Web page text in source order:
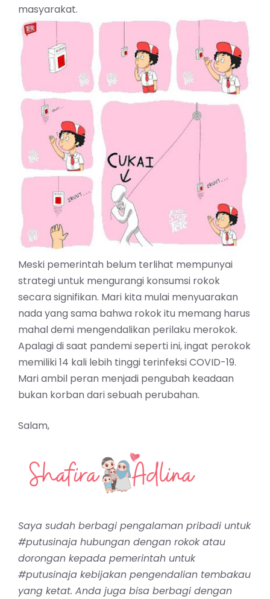
masyarakat.
Meski pemerintah belum terlihat mempunyai
strategi untuk mengurangi konsumsi rokok
secara signifikan. Mari kita mulai menyuarakan
nada yang sama bahwa rokok itu memang harus
mahal demi mengendalikan perilaku merokok.
Apalagi di saat pandemi seperti ini, ingat perokok
memiliki 14 kali lebih tinggi terinfeksi COVID-19.
Mari ambil peran menjadi pengubah keadaan
bukan korban dari sebuah perubahan.
Salam,
Saya sudah berbagi pengalaman pribadi untuk
#putusinaja hubungan dengan rokok atau
dorongan kepada pemerintah untuk
#putusinaja kebijakan pengendalian tembakau
yang ketat. Anda juga bisa berbagi dengan